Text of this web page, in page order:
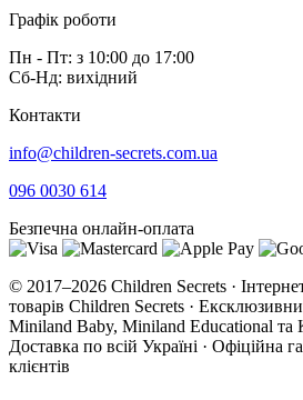
Графік роботи
Пн - Пт: з 10:00 до 17:00
Сб-Нд: вихідний
Контакти
info@children-secrets.com.ua
096 0030 614
Безпечна онлайн-оплата
© 2017–2026 Children Secrets ·
товарів Children Secrets ·
Miniland Baby, Miniland Educational та
Доставка по всій Україні · Офіційна
клієнтів